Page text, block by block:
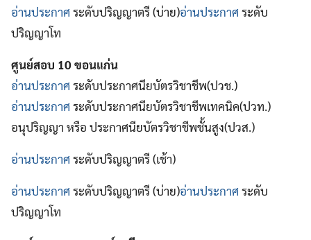
อ่านประกาศ ระดับปริญญาตรี (บ่าย)อ่านประกาศ ระดับ
ปริญญาโท
ศูนย์สอบ 10 ขอนแก่น
อ่านประกาศ ระดับประกาศนียบัตรวิชาชีพ(ปวช.)
อ่านประกาศ ระดับประกาศนียบัตรวิชาชีพเทคนิค(ปวท.)
อนุปริญญา หรือ ประกาศนียบัตรวิชาชีพชั้นสูง(ปวส.)
อ่านประกาศ ระดับปริญญาตรี (เช้า)
อ่านประกาศ ระดับปริญญาตรี (บ่าย)อ่านประกาศ ระดับ
ปริญญาโท